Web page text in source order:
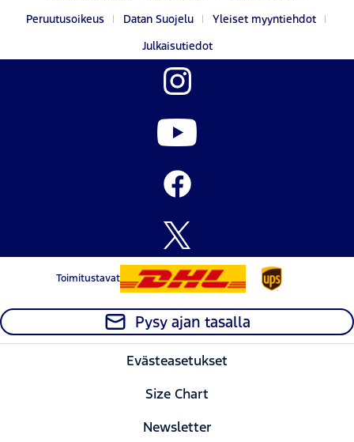
Peruutusoikeus
Datan Suojelu
Yleiset myyntiehdot
Julkaisutiedot
Toimitustavat
Pysy ajan tasalla
Evästeasetukset
Size Chart
Newsletter